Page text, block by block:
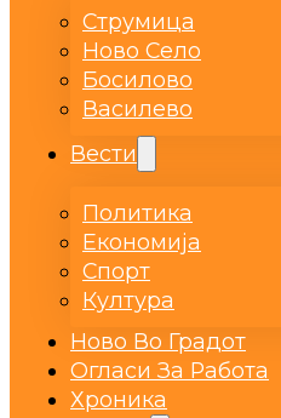
Струмица
Ново Село
Босилово
Василево
Вести
Политика
Економија
Спорт
Култура
Ново Во Градот
Огласи За Работа
Хроника